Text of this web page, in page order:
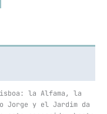
la Alfama, la
Jorge y el Jardim da